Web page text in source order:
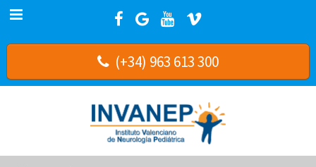
(+34) 963 613 300